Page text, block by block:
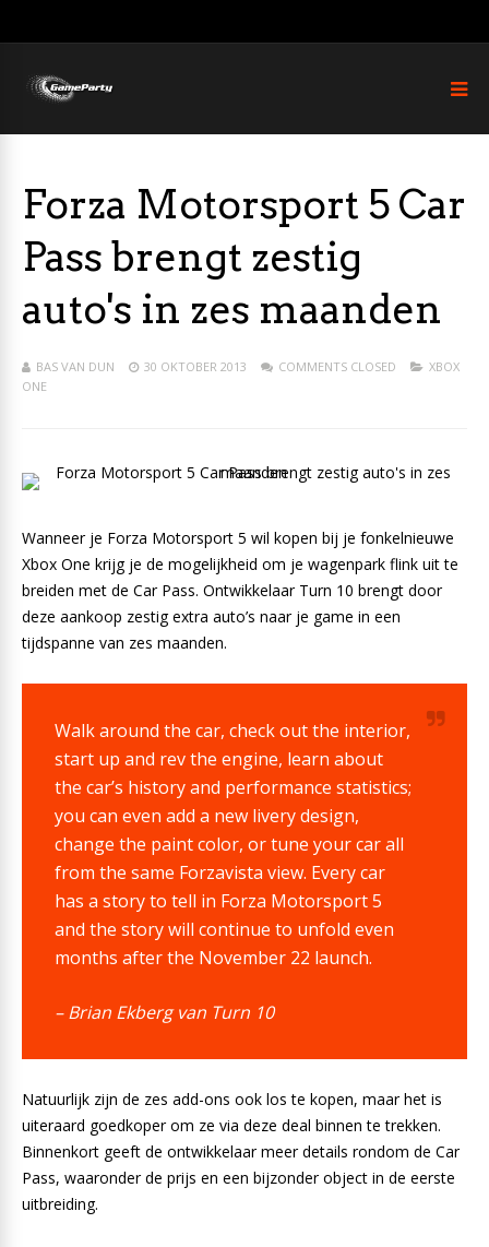
Forza Motorsport 5 Car
Pass brengt zestig
auto's in zes maanden
BAS VAN DUN 30 OKTOBER 2013 COMMENTS CLOSED
XBOX
ONE
Wanneer je Forza Motorsport 5 wil kopen bij je fonkelnieuwe
Xbox One krijg je de mogelijkheid om je wagenpark flink uit te
breiden met de Car Pass. Ontwikkelaar Turn 10 brengt door
deze aankoop zestig extra auto’s naar je game in een
tijdspanne van zes maanden.
Walk around the car, check out the interior,
start up and rev the engine, learn about
the car’s history and performance statistics;
you can even add a new livery design,
change the paint color, or tune your car all
from the same Forzavista view. Every car
has a story to tell in Forza Motorsport 5
and the story will continue to unfold even
months after the November 22 launch.
– Brian Ekberg van Turn 10
Natuurlijk zijn de zes add-ons ook los te kopen, maar het is
uiteraard goedkoper om ze via deze deal binnen te trekken.
Binnenkort geeft de ontwikkelaar meer details rondom de Car
Pass, waaronder de prijs en een bijzonder object in de eerste
uitbreiding.